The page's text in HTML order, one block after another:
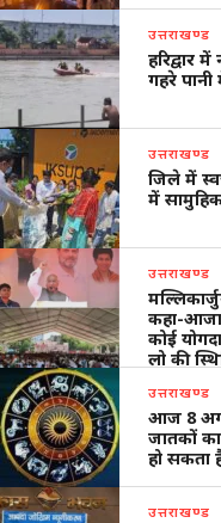
उत्तराखण्ड
हरिद्वार
गहरे
उत्तराखण्ड
जिले में
में
उत्तराखण्ड
कहा-
कोई
लो की
उत्तराखण्ड
आज 8
जातकों
हो सकता
उत्तराखण्ड